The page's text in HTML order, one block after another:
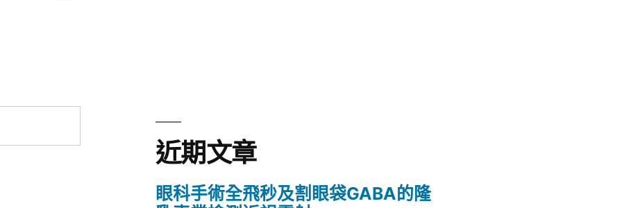
近期文章
眼科手術全飛秒及割眼袋GABA的隆